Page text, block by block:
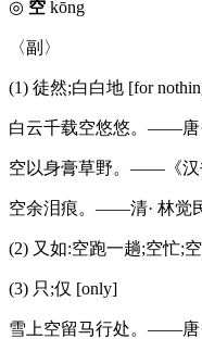
◎ 空 kōng
〈副〉
(1) 徒然;白白地 [for
白云千载空悠悠。——唐·
空以身膏草野。——《汉
空余泪痕。——清· 林觉
(2) 又如:空跑一趟;空忙;
(3) 只;仅 [only]
雪上空留马行处。——唐